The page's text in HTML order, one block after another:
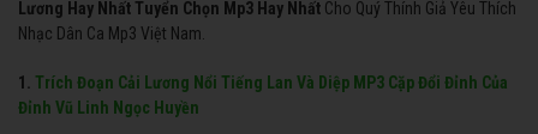
Lương Hay Nhất Tuyển Chọn Mp3 Hay Nhất Cho Quý Thính Giả Yêu Thích
Nhạc Dân Ca Mp3 Việt Nam.
1. Trích Đoạn Cải Lương Nổi Tiếng Lan Và Diệp MP3 Cặp Đổi Đỉnh Của
Đỉnh Vũ Linh Ngọc Huyền